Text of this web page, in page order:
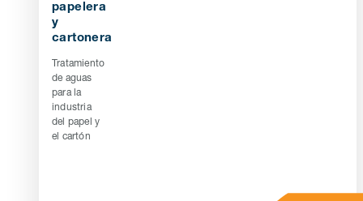
papelera
y
cartonera
Tratamiento
de aguas
para la
industria
del papel y
el cartón